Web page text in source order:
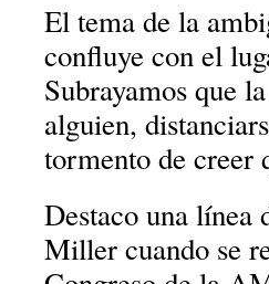
El tema de la
confluye con el
Subrayamos que
alguien,
tormento de creer
Destaco una línea
Miller cuando se